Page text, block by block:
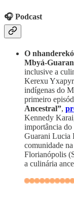
🎧 Podcast
O
Mbyá-
inclusive a
Kerexu
indígenas do
primeiro
Ancestral”,
Kennedy
importância
Guarani Lucia
comunidade
Florianópolis
a culinária